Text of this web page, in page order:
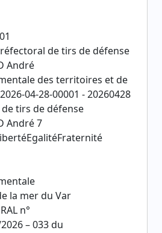
de tirs de défense
André
des territoires et de
04-28-00001 - 20260428
tirs de défense
André 7
la mer du Var
n°
– 033 du